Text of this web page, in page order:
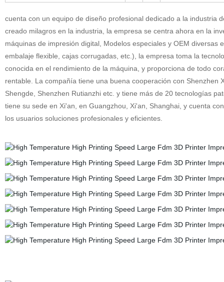
cuenta con un equipo de diseño profesional dedicado a la industria
creado milagros en la industria, la empresa se centra ahora en la
máquinas de impresión digital, Modelos especiales y OEM
embalaje flexible, cajas corrugadas, etc.), la empresa toma la
conocida en el rendimiento de la máquina, y proporciona de todo
rentable. La compañía tiene una buena cooperación con Shenzhen
Shengde, Shenzhen Rutianzhi etc. y tiene más de 20 tecnologías
tiene su sede en Xi'an, en Guangzhou, Xi'an, Shanghai, y cuenta
los usuarios soluciones profesionales y eficientes.